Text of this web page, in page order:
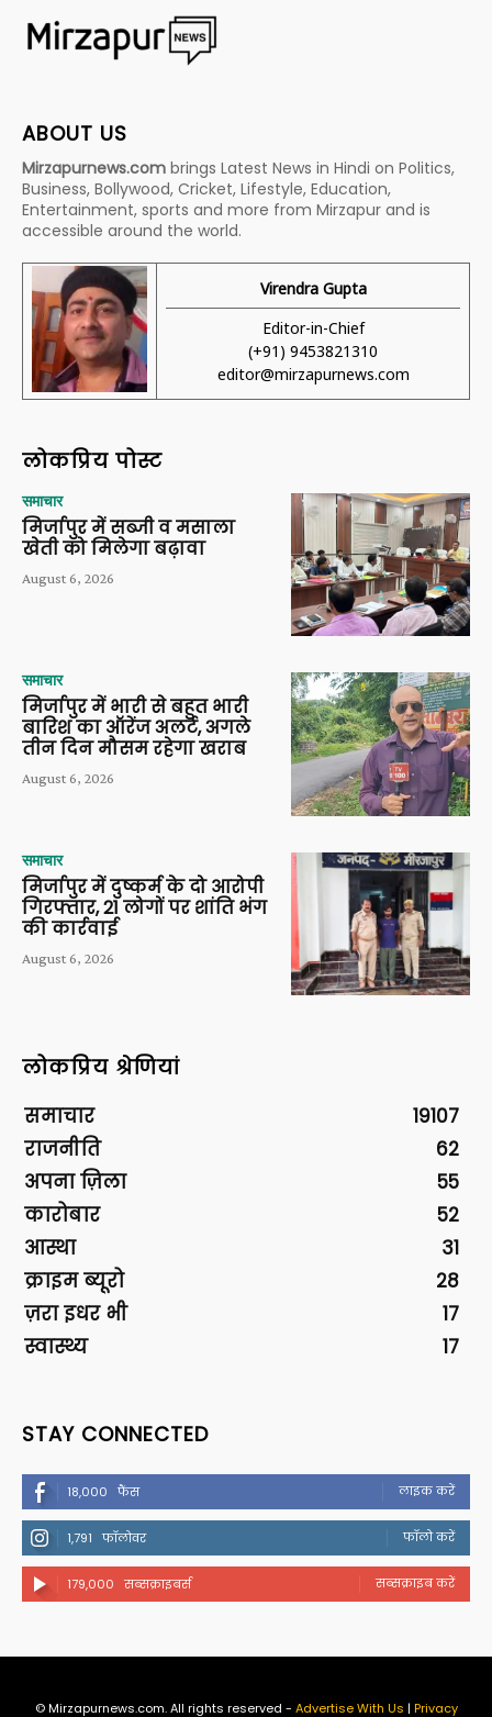
ABOUT US
Mirzapurnews.com brings Latest News in Hindi on Politics,
Business, Bollywood, Cricket, Lifestyle, Education,
Entertainment, sports and more from Mirzapur and is
accessible around the world.
Virendra Gupta
Editor-in-Chief
(+91) 9453821310
editor@mirzapurnews.com
लोकप्रिय पोस्ट
समाचार
मिर्जापुर में सब्जी व मसाला
खेती को मिलेगा बढ़ावा
August 6, 2026
समाचार
मिर्जापुर में भारी से बहुत भारी
बारिश का ऑरेंज अलर्ट, अगले
तीन दिन मौसम रहेगा खराब
August 6, 2026
समाचार
मिर्जापुर में दुष्कर्म के दो आरोपी
गिरफ्तार, 21 लोगों पर शांति भंग
की कार्रवाई
August 6, 2026
लोकप्रिय श्रेणियां
समाचार
19107
राजनीति
62
अपना ज़िला
55
कारोबार
52
आस्था
31
क्राइम ब्यूरो
28
ज़रा इधर भी
17
स्वास्थ्य
17
STAY CONNECTED
18,000 फैंस लाइक करें
1,791 फॉलोवर फॉलो करें
179,000 सब्सक्राइबर्स सब्सक्राइब करें
© Mirzapurnews.com. All rights reserved - Advertise With Us | Privacy